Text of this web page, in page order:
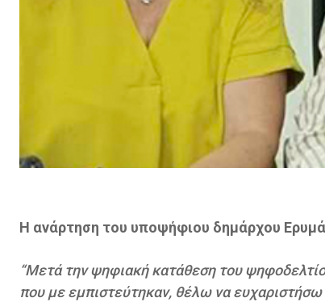
H ανάρτηση του υποψήφιου δημάρχου
“Μετά την ψηφιακή κατάθεση του
που με εμπιστεύτηκαν, θέλω να